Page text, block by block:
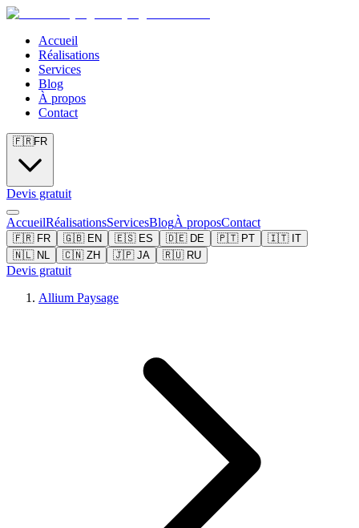
Accueil
Réalisations
Services
Blog
À propos
Contact
🇫🇷FR
Devis gratuit
AccueilRéalisationsServicesBlogÀ proposContact
🇫🇷 FR 🇬🇧 EN 🇪🇸 ES 🇩🇪 DE 🇵🇹 PT 🇮🇹 IT
🇳🇱 NL 🇨🇳 ZH 🇯🇵 JA 🇷🇺 RU
Devis gratuit
Allium Paysage